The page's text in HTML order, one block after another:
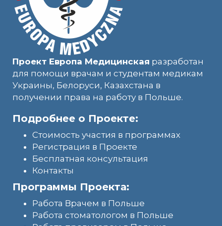
Проект Европа Медицинская разработан
для помощи врачам и студентам медикам
Украины, Белоруси, Казахстана в
получении права на работу в Польше.
Подробнее о Проекте:
Стоимость участия в программах
Регистрация в Проекте
Бесплатная консультация
Контакты
Программы Проекта:
Работа Врачем в Польше
Работа стоматологом в Польше